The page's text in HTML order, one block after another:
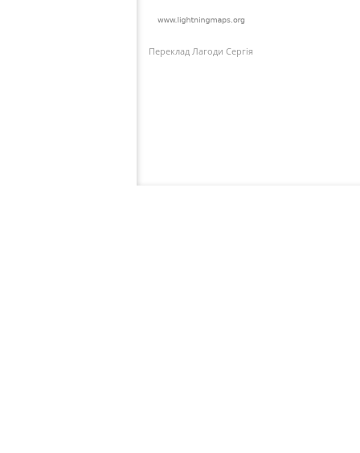
Переклад Лагоди Сергія